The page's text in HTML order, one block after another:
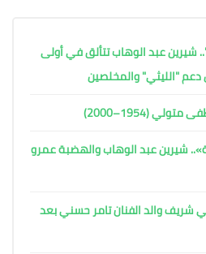
شيرين عبد الوهاب تتألق في أولى
"الليثي" والمخلصين
(1954–2000)
شيرين عبد الوهاب والهضبة عمرو
شريف والد الفنان تامر حسني بعد